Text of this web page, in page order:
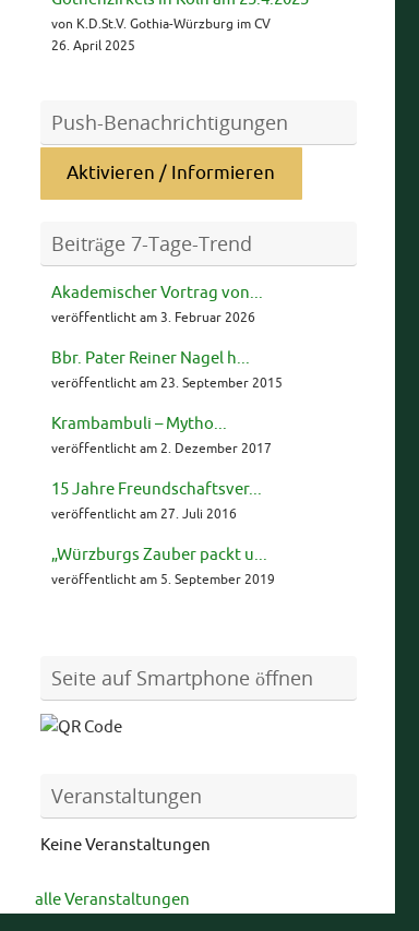
von K.D.St.V. Gothia-Würzburg im CV
26. April 2025
Push-Benachrichtigungen
Aktivieren / Informieren
Beiträge 7-Tage-Trend
Akademischer Vortrag von...
veröffentlicht am 3. Februar 2026
Bbr. Pater Reiner Nagel h...
veröffentlicht am 23. September 2015
Krambambuli – Mytho...
veröffentlicht am 2. Dezember 2017
15 Jahre Freundschaftsver...
veröffentlicht am 27. Juli 2016
„Würzburgs Zauber packt u...
veröffentlicht am 5. September 2019
Seite auf Smartphone öffnen
Veranstaltungen
Keine Veranstaltungen
alle Veranstaltungen